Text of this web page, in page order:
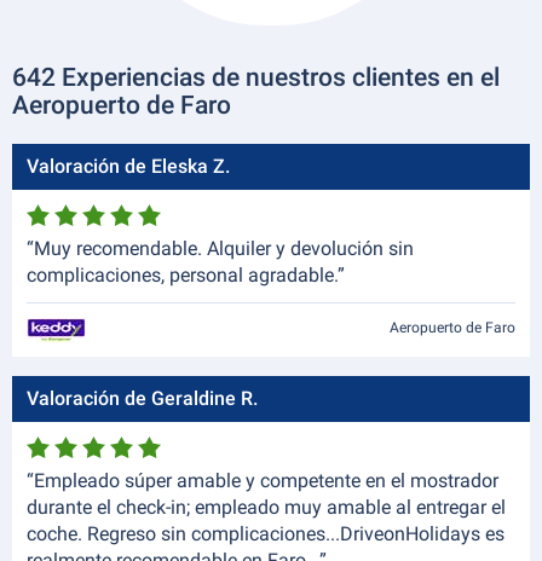
642 Experiencias de nuestros clientes en el
Aeropuerto de Faro
Valoración de Eleska Z.
“Muy recomendable. Alquiler y devolución sin
complicaciones, personal agradable.”
Aeropuerto de Faro
Valoración de Geraldine R.
“Empleado súper amable y competente en el mostrador
durante el check-in; empleado muy amable al entregar el
coche. Regreso sin complicaciones...DriveonHolidays es